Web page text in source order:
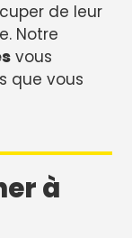
de leur
Notre
vous
que vous
à